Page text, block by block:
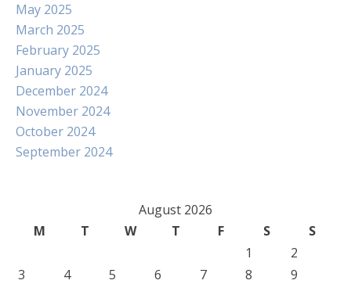
May 2025
March 2025
February 2025
January 2025
December 2024
November 2024
October 2024
September 2024
August 2026
M
T W T F S
S
1
2
3
4 5 6 7 8
9